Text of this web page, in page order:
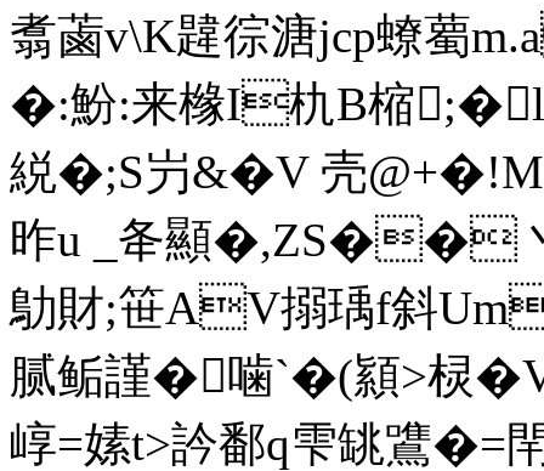
翥蓾v\K韙徖溏jcp蟟薥
�:魵:来橼I朹B樎;�lp
綐�;S屶&�V 壳
昨u _夅顯�,ZS��丶
鳨財;笹AV搦瑀f斜
腻鲘謹�噛`�(顈>棂�
崞=嫊t>訡鄱q雫罀鷕�=